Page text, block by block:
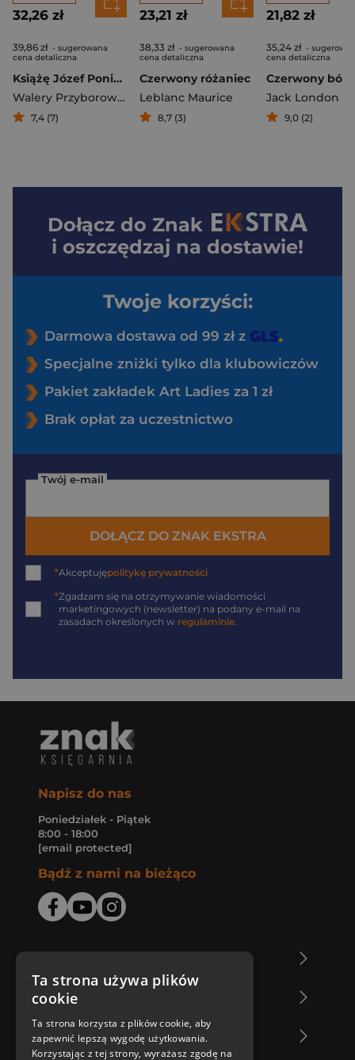
32,26 zł
39,86 zł - sugerowana
cena detaliczna
Książę Józef Poniatowski: rycerz bez skazy
Walery Przyborowski
7,4 (7)
23,21 zł
38,33 zł - sugerowana
cena detaliczna
Czerwony różaniec
Leblanc Maurice
8,7 (3)
21,82 zł
35,24 zł -
cena detaliczna
Jack London
9,0 (2)
Dołącz do Znak
i oszczędzaj na dostawie!
Twoje korzyści:
Darmowa dostawa od 99 zł z
Specjalne zniżki tylko dla klubowiczów
Pakiet zakładek Art Ladies za 1 zł
Brak opłat za uczestnictwo
Twój e-mail
DOŁĄCZ DO ZNAK EKSTRA
*Akceptujępolitykę prywatności
*Zgadzam się na otrzymywanie wiadomości
marketingowych (newsletter) na podany e-mail na
zasadach określonych w regulaminie
Napisz do nas
Poniedziałek - Piątek
8:00 - 18:00
[email protected]
Bądź z nami na bieżąco
Zakupy u nas
Nasza oferta
Ta strona używa plików
cookie
Ta strona korzysta z plików cookie, aby
zapewnić lepszą wygodę użytkowania.
Korzystając z tej strony, wyrażasz zgodę na